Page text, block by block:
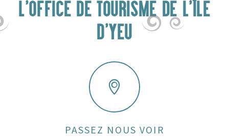
L'OFFICE DE TOURISME DE L'ÎLE
D'YEU
PASSEZ NOUS VOIR